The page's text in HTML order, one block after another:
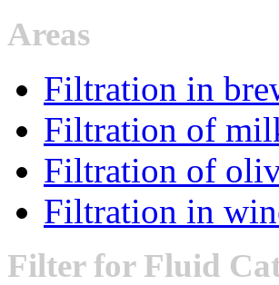
Areas
Filtration in
Filtration of
Filtration of
Filtration in
Filterfor Fluid